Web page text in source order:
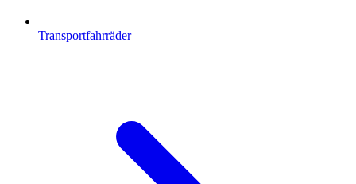
Transportfahrräder